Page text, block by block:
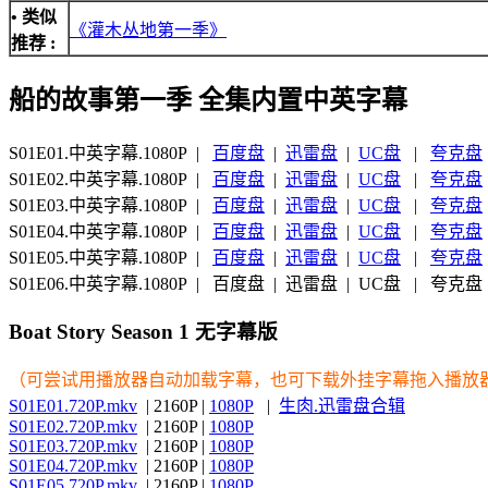
• 类似
推荐 :
《灌木丛地第一季》
船的故事第一季 全集内置中英字幕
S01E01.中英字幕.1080P | 百度盘 | 迅雷盘 | UC盘 | 夸克盘
S01E02.中英字幕.1080P | 百度盘 | 迅雷盘 | UC盘 | 夸克盘
S01E03.中英字幕.1080P | 百度盘 | 迅雷盘 | UC盘 | 夸克盘
S01E04.中英字幕.1080P | 百度盘 | 迅雷盘 | UC盘 | 夸克盘
S01E05.中英字幕.1080P | 百度盘 | 迅雷盘 | UC盘 | 夸克盘
S01E06.中英字幕.1080P | 百度盘 | 迅雷盘 | UC盘 | 夸克盘
Boat Story Season 1 无字幕版
（可尝试用播放器自动加载字幕，也可下载外挂字幕拖入播放
S01E01.720P.mkv | 2160P | 1080P | 生肉.迅雷盘合辑
S01E02.720P.mkv | 2160P | 1080P
S01E03.720P.mkv | 2160P | 1080P
S01E04.720P.mkv | 2160P | 1080P